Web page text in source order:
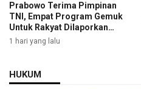
Prabowo Terima Pimpinan
TNI, Empat Program Gemuk
Untuk Rakyat Dilaporkan
Selengkapnya
1 hari yang lalu
HUKUM